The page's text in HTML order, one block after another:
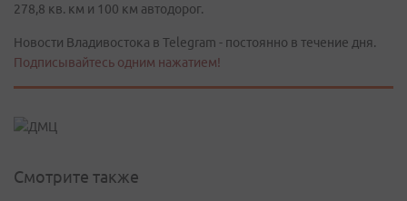
278,8 кв. км и 100 км автодорог.
Новости Владивостока в Telegram - постоянно в течение дня.
Подписывайтесь одним нажатием!
Смотрите также